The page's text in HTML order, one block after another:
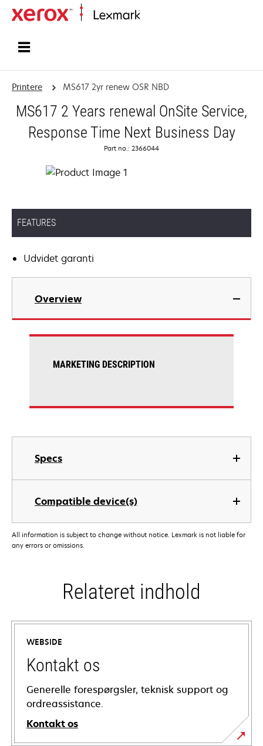
Printere MS617 2yr renew OSR NBD
MS617 2 Years renewal OnSite Service,
Response Time Next Business Day
Part no.: 2366044
FEATURES
Udvidet garanti
Overview
Specs
Compatible device(s)
MARKETING DESCRIPTION
All information is subject to change without notice. Lexmark is not liable for
any errors or omissions.
Relateret indhold
WEBSIDE
Kontakt os
Generelle forespørgsler, teknisk support og
ordreassistance.
Kontakt os